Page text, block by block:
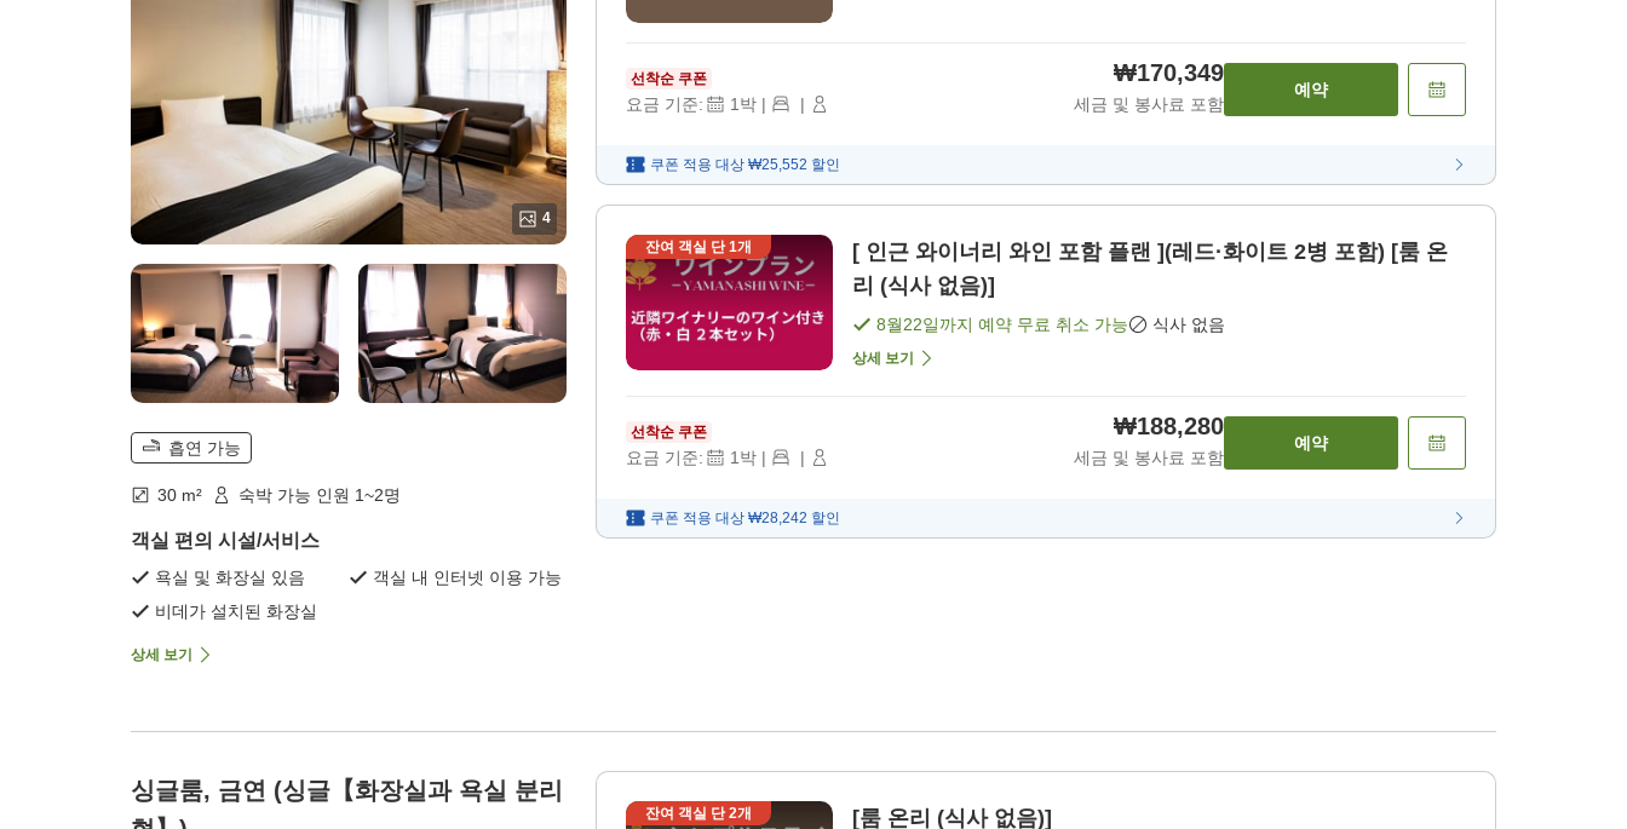
4
흡연 가능
30 m² 숙박 가능 인원 1~2명
객실 편의 시설/서비스
욕실 및 화장실 있음
객실 내 인터넷 이용 가능
비데가 설치된 화장실
상세 보기
선착순 쿠폰
요금 기준: 1박 | |
₩170,349
세금 및 봉사료 포함
예약
쿠폰 적용 대상 ₩25,552 할인
잔여 객실 단1개
[ 인근 와이너리 와인 포함 플랜 ](레드·화이트 2병 포함) [룸 온
리 (식사 없음)]
8월22일까지 예약 무료 취소 가능 식사 없음
상세 보기
선착순 쿠폰
요금 기준: 1박 | |
₩188,280
세금 및 봉사료 포함
예약
쿠폰 적용 대상 ₩28,242 할인
싱글룸, 금연 (싱글【화장실과 욕실 분리
잔여 객실 단2개 [룸 온리 (식사 없음)]